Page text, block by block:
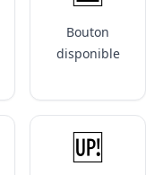
Bouton
disponible
🆙